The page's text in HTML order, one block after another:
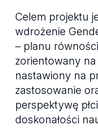
Celem projektu
wdrożenie
– planu
zorientowany
nastawiony na
zastosowanie
perspektywę
doskonałości